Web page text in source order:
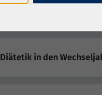
Diätetik in den